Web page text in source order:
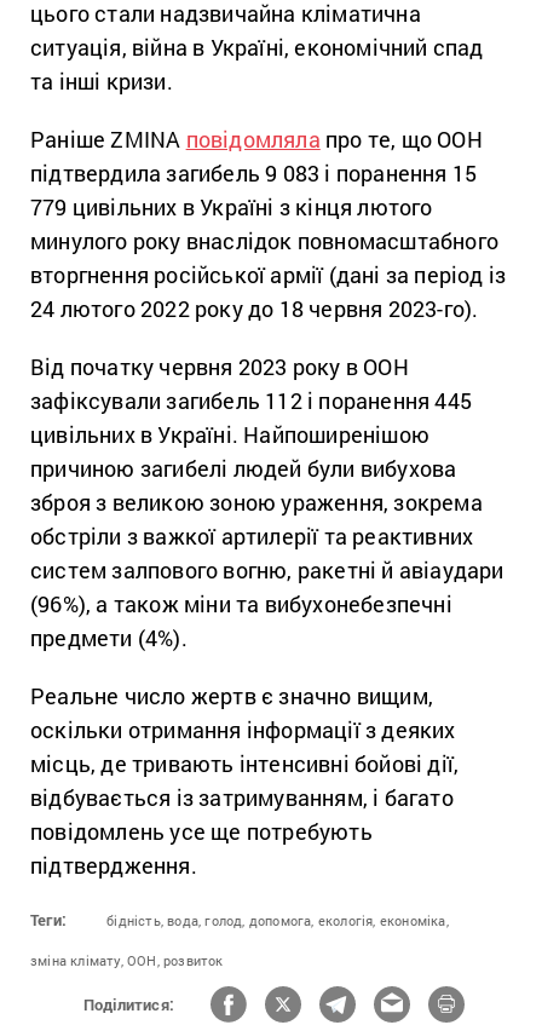
цього стали надзвичайна кліматична
ситуація, війна в Україні, економічний спад
та інші кризи.
Раніше ZMINA повідомляла про те, що ООН
підтвердила загибель 9 083 і поранення 15
779 цивільних в Україні з кінця лютого
минулого року внаслідок повномасштабного
вторгнення російської армії (дані за період із
24 лютого 2022 року до 18 червня 2023-го).
Від початку червня 2023 року в ООН
зафіксували загибель 112 і поранення 445
цивільних в Україні. Найпоширенішою
причиною загибелі людей були вибухова
зброя з великою зоною ураження, зокрема
обстріли з важкої артилерії та реактивних
систем залпового вогню, ракетні й авіаудари
(96%), а також міни та вибухонебезпечні
предмети (4%).
Реальне число жертв є значно вищим,
оскільки отримання інформації з деяких
місць, де тривають інтенсивні бойові дії,
відбувається із затримуванням, і багато
повідомлень усе ще потребують
підтвердження.
Теги: бідність, вода, голод, допомога, екологія, економіка,
зміна клімату, ООН, розвиток
Поділитися: